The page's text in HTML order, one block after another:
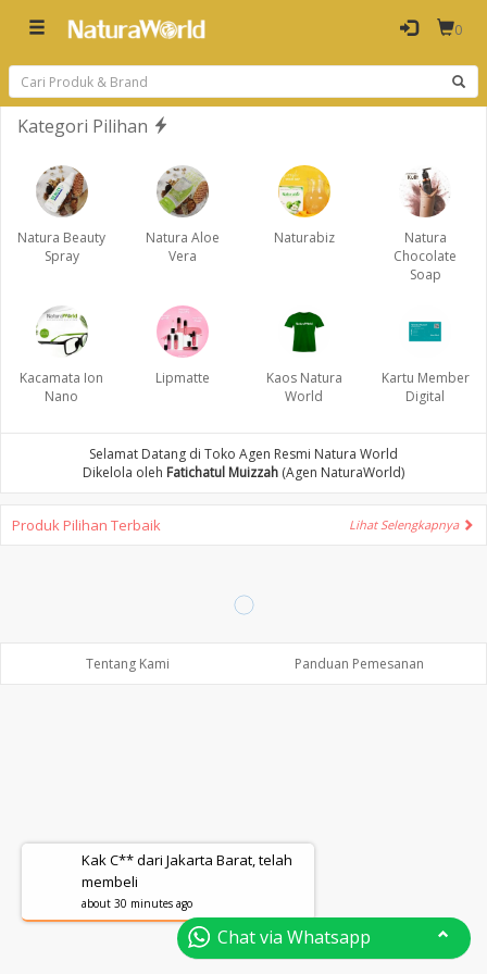
0
Kategori Pilihan
Natura Beauty
Spray
Natura Aloe
Vera
Naturabiz
Natura
Chocolate
Soap
Kacamata Ion
Nano
Lipmatte
Kaos Natura
World
Kartu Member
Digital
Selamat Datang di Toko Agen Resmi Natura World
Dikelola oleh Fatichatul Muizzah (Agen NaturaWorld)
Produk Pilihan Terbaik Lihat Selengkapnya
Tentang Kami Panduan Pemesanan
Chat via Whatsapp
Kak C** dari Jakarta Barat, telah
membeli
about 30 minutes ago